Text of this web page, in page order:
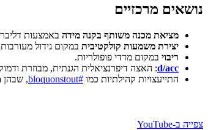
נושאים מרכזיים
מציאת מכנה משותף בקנה מידה באמצעות
יצירת משמעות קולקטיבית במקום גידול
ריבוי במקום מדדי פופולריות.
d/acc: האצה דיפרנציאלית הגנתית, מבוזרת
התייעצויות קהילתיות כמו #bloquonstout , שבהן Agora עזרה למוחים ולמנחים לזהות סדרי עדיפויות משותפים.
צפייה ב-YouTube